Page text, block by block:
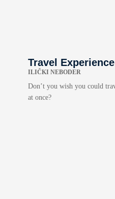
Travel
ILIČKI NEBODER
Don’t you wish you could
at once?